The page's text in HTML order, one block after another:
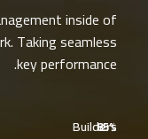
inside of
Taking seamless
key performance.
Builders
85%